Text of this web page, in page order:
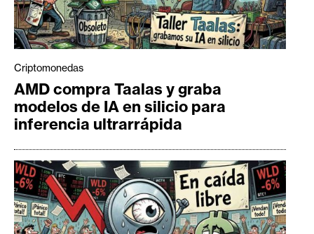
Criptomonedas
AMD compra Taalas y graba
modelos de IA en silicio para
inferencia ultrarrápida